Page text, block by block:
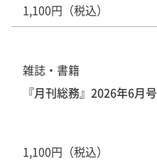
1,100円（税込）
雑誌・書籍
『月刊総務』2026年6月号
1,100円（税込）